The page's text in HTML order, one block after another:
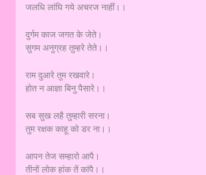
जलधि लांघि गये अचरज नाहीं।।
दुर्गम काज जगत के जेते।
सुगम अनुग्रह तुम्हरे तेते।।
राम दुआरे तुम रखवारे।
होत न आज्ञा बिनु पैसारे।।
सब सुख लहै तुम्हारी सरना।
तुम रक्षक काहू को डर ना।।
आपन तेज सम्हारो आपै।
तीनों लोक हांक तें कांपै।।